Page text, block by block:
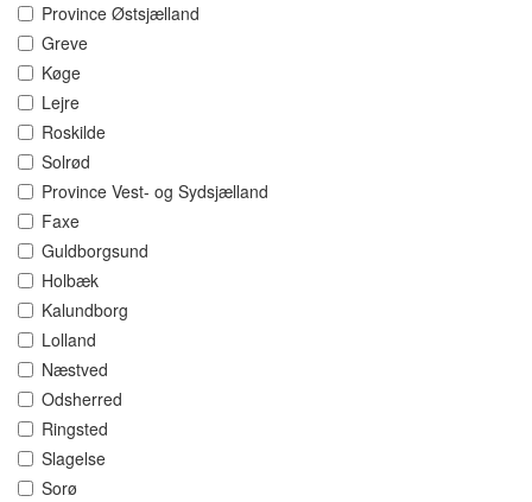
Province Østsjælland
Greve
Køge
Lejre
Roskilde
Solrød
Province Vest- og Sydsjælland
Faxe
Guldborgsund
Holbæk
Kalundborg
Lolland
Næstved
Odsherred
Ringsted
Slagelse
Sorø